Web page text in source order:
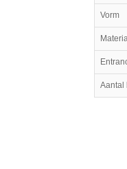
Vorm
Aantal